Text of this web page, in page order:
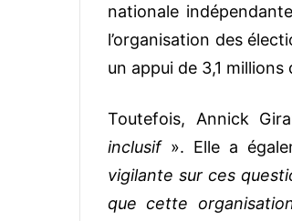
nationale
l’organisation des
un appui de 3,1 millions
Toutefois, Annick
inclusif». Elle a
vigilante sur ces
que cette